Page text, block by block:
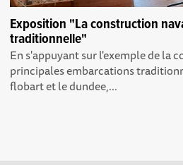
Exposition "La construction
traditionnelle"
En s'appuyant sur l'exemple de la
principales embarcations
flobart et le dundee,...